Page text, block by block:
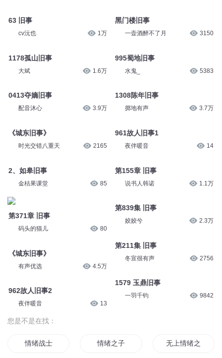
63 旧事
cv沅也 1万
1178孤山旧事
大斌 1.6万
0413夺嫡旧事
配音沐心 3.9万
《城东旧事》
时光交错八重天 2165
2、如皋旧事
金桔果课堂 85
第371章 旧事
码头的猫儿 80
《城东旧事》
有声优选 4.5万
962故人旧事2
夜伴暖音 13
黑门楼旧事
一壶酒醉不了月 3150
995蜀地旧事
水鬼_ 5383
1308陈年旧事
掷地有声 3.7万
961故人旧事1
夜伴暖音 14
第155章 旧事
说书人韩诺 1.1万
第839集 旧事
姣姣兮 2.3万
第211集 旧事
冬宣很有声 2756
1579 玉鼎旧事
一羽千钧 9842
您是不是在找：
情绪战士 情绪之子 无上情绪之神